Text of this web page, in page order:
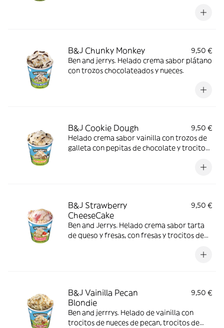
B&J Chunky Monkey
9,50 €
Ben and jerrys. Helado crema sabor plátano
con trozos chocolateados y nueces.
B&J Cookie Dough
9,50 €
Helado crema sabor vainilla con trozos de
galleta con pepitas de chocolate y trocitos
B&J Strawberry
CheeseCake
9,50 €
Ben and Jerrys. Helado crema sabor tarta
de queso y fresas, con fresas y trocitos de
B&J Vainilla Pecan
Blondie
9,50 €
Ben and jerrrys. Helado de vainilla con
trocitos de nueces de pecan, trocitos de